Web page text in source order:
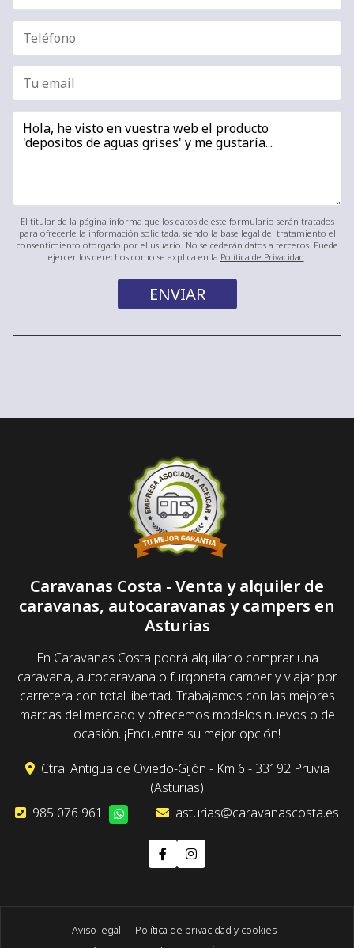
El titular de la página informa que los datos de este formulario serán tratados
para ofrecerle la información solicitada, siendo la base legal del tratamiento el
consentimiento otorgado por el usuario. No se cederán datos a terceros. Puede
ejercer los derechos como se explica en la Política de Privacidad.
Caravanas Costa - Venta y alquiler de
caravanas, autocaravanas y campers en
Asturias
En Caravanas Costa podrá alquilar o comprar una
caravana, autocaravana o furgoneta camper y viajar por
carretera con total libertad. Trabajamos con las mejores
marcas del mercado y ofrecemos modelos nuevos o de
ocasión. ¡Encuentre su mejor opción!
Ctra. Antigua de Oviedo-Gijón - Km 6 - 33192 Pruvia
(Asturias)
985 076 961
asturias@caravanascosta.es
Aviso legal - Política de privacidad y cookies -